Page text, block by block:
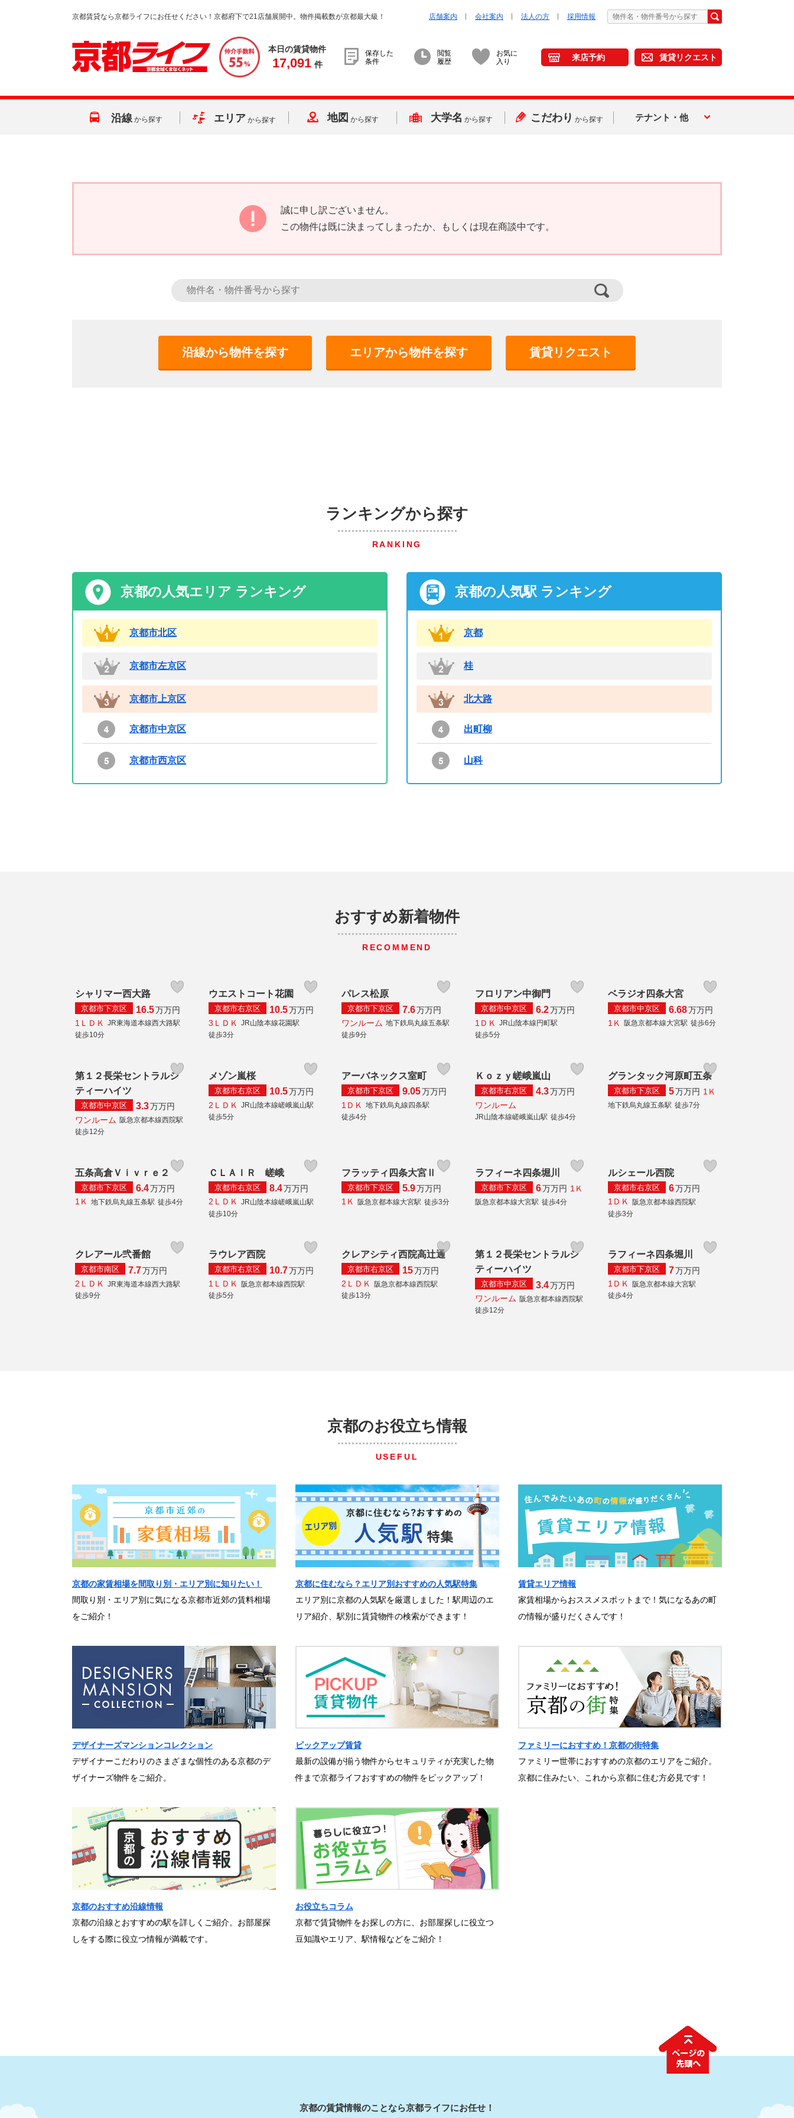
京都賃貸なら京都ライフにお任せください！京都府下で21店舗展開中。物件掲載数が京都最大級！ 店舗案内 会社案内 法人の方 採用情報
本日の賃貸物件
17,091 件
保存した
条件
閲覧
履歴
お気に
入り
来店予約 賃貸リクエスト
沿線 から探す エリア から探す 地図 から探す 大学名 から探す こだわり から探す テナント・他
誠に申し訳ございません。
この物件は既に決まってしまったか、もしくは現在商談中です。
沿線から物件を探す エリアから物件を探す 賃貸リクエスト
ランキングから探す
RANKING
京都の人気エリア ランキング
京都市北区
京都市左京区
京都市上京区
京都市中京区
京都市西京区
京都の人気駅 ランキング
京都
桂
北大路
出町柳
山科
おすすめ新着物件
RECOMMEND
シャリマー西大路
京都市下京区 16.5万万円
1ＬＤＫ
JR東海道本線西大路駅
徒歩10分
ウエストコート花園
京都市右京区 10.5万万円
3ＬＤＫ
JR山陰本線花園駅
徒歩3分
パレス松原
京都市下京区 7.6万万円
ワンルーム 地下鉄烏丸線五条駅
徒歩9分
フロリアン中御門
京都市中京区 6.2万万円
1ＤＫ
JR山陰本線円町駅
徒歩5分
ベラジオ四条大宮
京都市中京区 6.68万万円
1Ｋ
阪急京都本線大宮駅 徒歩6分
第１２長栄セントラルシ
ティーハイツ
京都市中京区 3.3万万円
ワンルーム 阪急京都本線西院駅
徒歩12分
メゾン嵐桜
京都市右京区 10.5万万円
2ＬＤＫ
JR山陰本線嵯峨嵐山駅
徒歩5分
アーバネックス室町
京都市下京区 9.05万万円
1ＤＫ
地下鉄烏丸線四条駅
徒歩4分
Ｋｏｚｙ嵯峨嵐山
京都市右京区 4.3万万円
ワンルーム
JR山陰本線嵯峨嵐山駅 徒歩4分
グランタック河原町五条
京都市下京区 5万万円 1Ｋ
地下鉄烏丸線五条駅 徒歩7分
五条高倉Ｖｉｖｒｅ２
京都市下京区 6.4万万円
1Ｋ 地下鉄烏丸線五条駅 徒歩4分
ＣＬＡＩＲ 嵯峨
京都市右京区 8.4万万円
2ＬＤＫ JR山陰本線嵯峨嵐山駅
徒歩10分
フラッティ四条大宮Ⅱ
京都市下京区 5.9万万円
1Ｋ 阪急京都本線大宮駅 徒歩3分
ラフィーネ四条堀川
京都市下京区 6万万円 1Ｋ
阪急京都本線大宮駅 徒歩4分
ルシェール西院
京都市右京区 6万万円
1ＤＫ 阪急京都本線西院駅
徒歩3分
クレアール弐番館
京都市南区 7.7万万円
2ＬＤＫ
JR東海道本線西大路駅
徒歩9分
ラウレア西院
京都市右京区 10.7万万円
1ＬＤＫ
阪急京都本線西院駅
徒歩5分
クレアシティ西院高辻通
京都市右京区 15万万円
2ＬＤＫ
阪急京都本線西院駅
徒歩13分
第１２長栄セントラルシ
ティーハイツ
京都市中京区 3.4万万円
ワンルーム 阪急京都本線西院駅
徒歩12分
ラフィーネ四条堀川
京都市下京区 7万万円
1ＤＫ
阪急京都本線大宮駅
徒歩4分
京都のお役立ち情報
USEFUL
京都の家賃相場を間取り別・エリア別に知りたい！
間取り別・エリア別に気になる京都市近郊の賃料相場
をご紹介！
京都に住むなら？エリア別おすすめの人気駅特集
エリア別に京都の人気駅を厳選しました！駅周辺のエ
リア紹介、駅別に賃貸物件の検索ができます！
賃貸エリア情報
家賃相場からおススメスポットまで！気になるあの町
の情報が盛りだくさんです！
デザイナーズマンションコレクション
デザイナーこだわりのさまざまな個性のある京都のデ
ザイナーズ物件をご紹介。
ピックアップ賃貸
最新の設備が揃う物件からセキュリティが充実した物
件まで京都ライフおすすめの物件をピックアップ！
ファミリーにおすすめ！京都の街特集
ファミリー世帯におすすめの京都のエリアをご紹介。
京都に住みたい、これから京都に住む方必見です！
京都のおすすめ沿線情報
京都の沿線とおすすめの駅を詳しくご紹介。お部屋探
しをする際に役立つ情報が満載です。
お役立ちコラム
京都で賃貸物件をお探しの方に、お部屋探しに役立つ
豆知識やエリア、駅情報などをご紹介！
京都の賃貸情報のことなら京都ライフにお任せ！